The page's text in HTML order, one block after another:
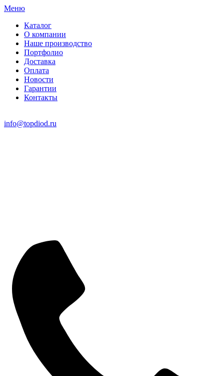
Меню
Каталог
О компании
Наше производство
Портфолио
Доставка
Оплата
Новости
Гарантии
Контакты
info@topdiod.ru